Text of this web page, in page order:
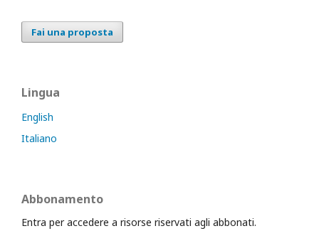
Fai una proposta
Lingua
English
Italiano
Abbonamento
Entra per accedere a risorse riservati agli abbonati.